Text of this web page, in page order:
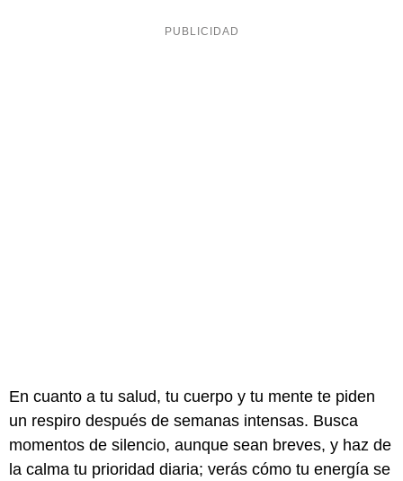
En cuanto a tu salud, tu cuerpo y tu mente te piden
un respiro después de semanas intensas. Busca
momentos de silencio, aunque sean breves, y haz de
la calma tu prioridad diaria; verás cómo tu energía se